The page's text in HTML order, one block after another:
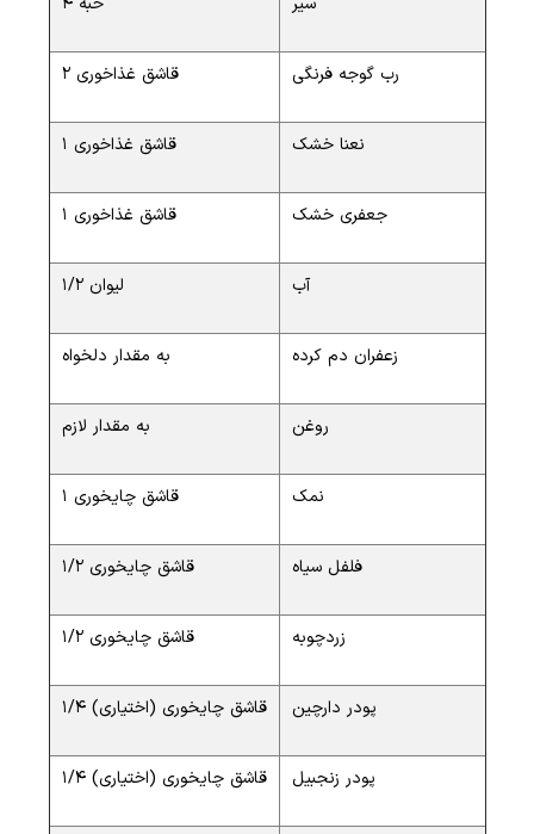
رب گوجه فرنگی 2 قاشق غذاخوری
نعنا خشک 1 قاشق غذاخوری
جعفری خشک 1 قاشق غذاخوری
آب 1/2 لیوان
زعفران دم کرده به مقدار دلخواه
روغن به مقدار لازم
نمک 1 قاشق چایخوری
فلفل سیاه 1/2 قاشق چایخوری
زردچوبه 1/2 قاشق چایخوری
پودر دارچین 1/4 قاشق چایخوری (اختیاری)
پودر زنجبیل 1/4 قاشق چایخوری (اختیاری)